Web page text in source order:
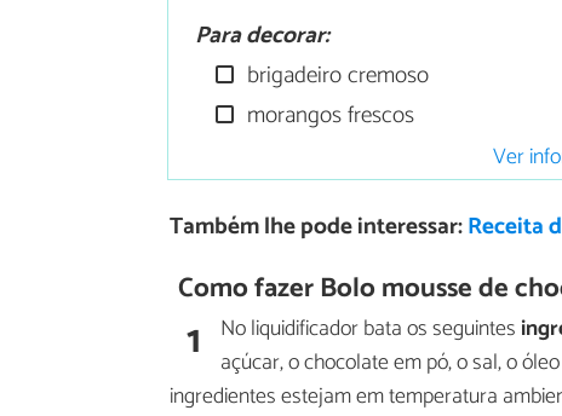
Para decorar:
brigadeiro cremoso
morangos frescos
Ver
Também lhe pode interessar:Receita
Como fazer Bolo mousse de
1 No liquidificador bata os seguintes
açúcar, o chocolate em pó, o sal, o
ingredientes estejam em temperatura